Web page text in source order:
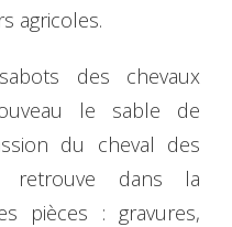
agricoles.
des chevaux
le sable de
du cheval des
retrouve dans la
pièces : gravures,